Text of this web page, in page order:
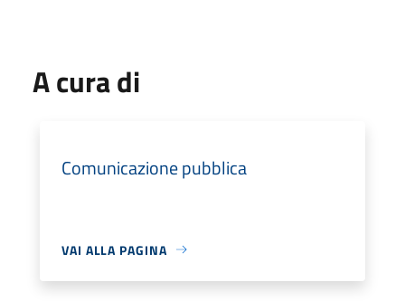
A cura di
Comunicazione pubblica
VAI ALLA PAGINA